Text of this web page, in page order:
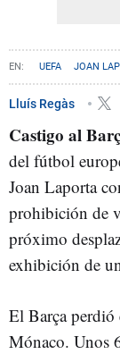
UEFA JOAN
Lluís Regàs
Castigo al
del fútbol
Joan Laporta
prohibición de
próximo
exhibición de
El Barça
Mónaco. Unos